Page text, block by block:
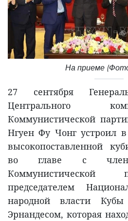
На приеме
27 сентября
Центрального
Коммунистической
Нгуен Фу Чонг устроил
высокопоставленной
во главе с
председателем
народной власти
Эрнандесом, которая